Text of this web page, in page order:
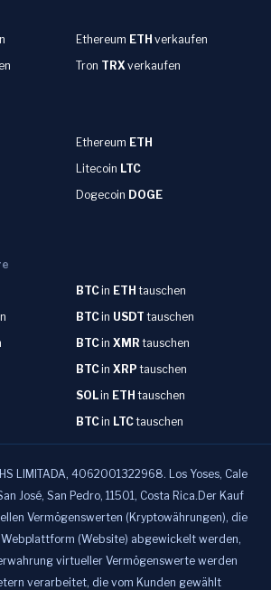
Ethereum ETH verkaufen
Tron TRXverkaufen
Ethereum ETH
Litecoin LTC
Dogecoin DOGE
BTCin ETH tauschen
BTCin USDT tauschen
BTCin XMR tauschen
BTCin XRP tauschen
SOLin ETH tauschen
BTCin LTCtauschen
LIMITADA, 4062001322968. Los Yoses, Cale
José, San Pedro, 11501, Costa Rica.Der Kauf
Vermögenswerten (Kryptowährungen), die
Webplattform (Website) abgewickelt werden,
virtueller Vermögenswerte werden
verarbeitet, die vom Kunden gewählt